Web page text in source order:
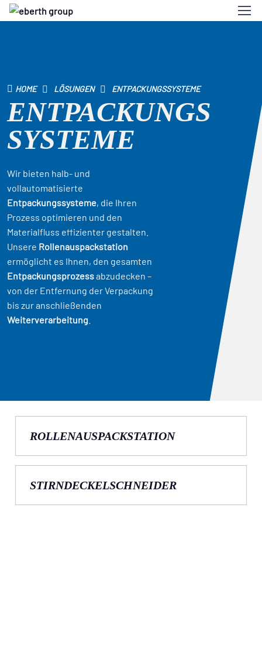
HOME LÖSUNGEN ENTPACKUNGSSYSTEME
ENTPACKUNGS
SYSTEME
Wir bieten halb- und
vollautomatisierte
Entpackungssysteme, die Ihren
Prozess optimieren und den
Materialfluss effizienter gestalten.
Unsere Rollenauspackstation
ermöglicht es Ihnen, den gesamten
Entpackungsprozessabzudecken –
von der Entfernung der Verpackung
bis zur anschließenden
Weiterverarbeitung
ROLLENAUSPACKSTATION
STIRNDECKELSCHNEIDER